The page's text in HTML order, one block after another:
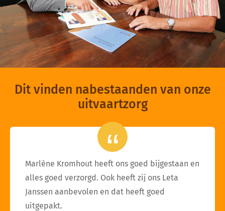
Dit vinden nabestaanden van onze
uitvaartzorg
Marlène Kromhout heeft ons goed bijgestaan en
alles goed verzorgd. Ook heeft zij ons Leta
Janssen aanbevolen en dat heeft goed
uitgepakt.